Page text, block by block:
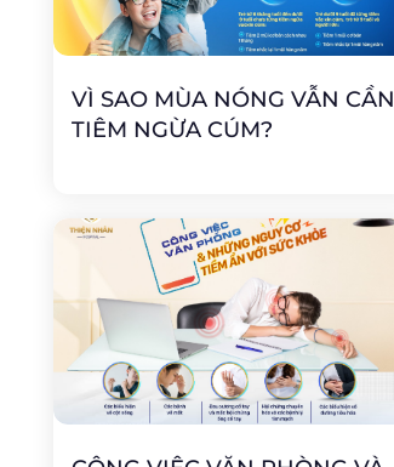
VÌ SAO MÙA NÓNG VẪN CẦN
TIÊM NGỪA CÚM?